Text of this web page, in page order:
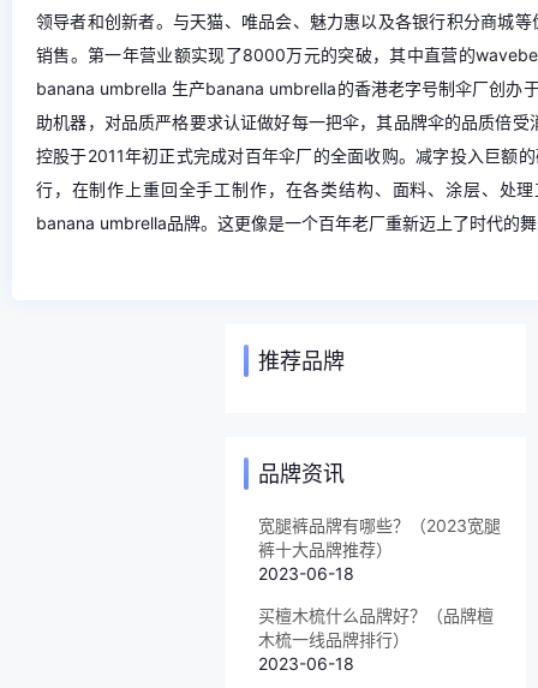
领导者和创新者。与天猫、唯品会、魅力惠以及各银行积分商城
销售。第一年营业额实现了8000万元的突破，其中直营的
banana umbrella 生产banana umbrella的香港老字号制伞厂创办
助机器，对品质严格要求认证做好每一把伞，其品牌伞的品质倍
控股于2011年初正式完成对百年伞厂的全面收购。减字投入巨额
行，在制作上重回全手工制作，在各类结构、面料、涂层、处
banana umbrella品牌。这更像是一个百年老厂重新迈上了时代的
推荐品牌
品牌资讯
宽腿裤品牌有哪些？（2023宽腿
裤十大品牌推荐）
2023-06-18
买檀木梳什么品牌好？（品牌檀
木梳一线品牌排行）
2023-06-18